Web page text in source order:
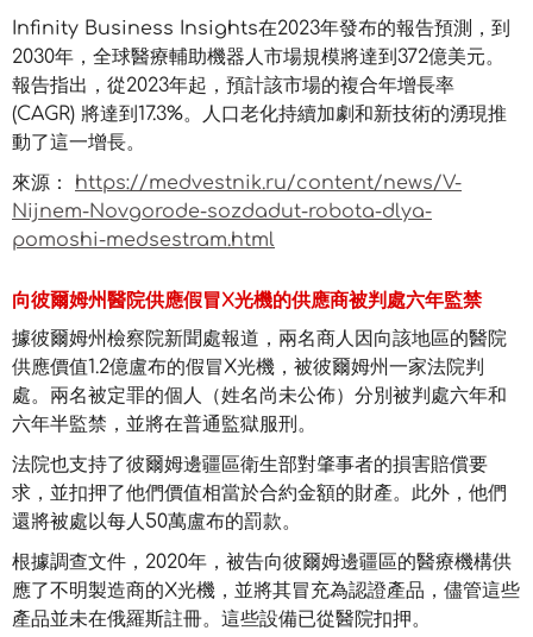
Infinity Business Insights在2023年發布的報告預測，到
2030年，全球醫療輔助機器人市場規模將達到372億美元。
報告指出，從2023年起，預計該市場的複合年增長率
(CAGR) 將達到17.3%。人口老化持續加劇和新技術的湧現推
動了這一增長。
來源： https://medvestnik.ru/content/news/V-
Nijnem-Novgorode-sozdadut-robota-dlya-
pomoshi-medsestram.html
向彼爾姆州醫院供應假冒X光機的供應商被判處六年監禁
據彼爾姆州檢察院新聞處報道，兩名商人因向該地區的醫院
供應價值1.2億盧布的假冒X光機，被彼爾姆州一家法院判
處。兩名被定罪的個人（姓名尚未公佈）分別被判處六年和
六年半監禁，並將在普通監獄服刑。
法院也支持了彼爾姆邊疆區衛生部對肇事者的損害賠償要
求，並扣押了他們價值相當於合約金額的財產。此外，他們
還將被處以每人50萬盧布的罰款。
根據調查文件，2020年，被告向彼爾姆邊疆區的醫療機構供
應了不明製造商的X光機，並將其冒充為認證產品，儘管這些
產品並未在俄羅斯註冊。這些設備已從醫院扣押。